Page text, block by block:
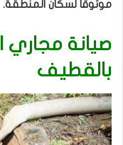
موثوقاً لسكان المنطقة.
صيانة
بالقطيف